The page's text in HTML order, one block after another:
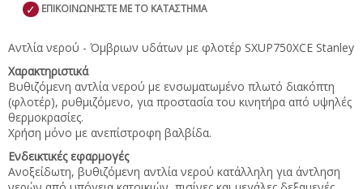
✓ ΕΠΙΚΟΙΝΩΝΗΣΤΕ ΜΕ ΤΟ ΚΑΤΑΣΤΗΜΑ
Αντλία νερού - Όμβριων υδάτων με φλοτέρ SXUP750XCE Stanley
Χαρακτηριστικά
Βυθιζόμενη αντλία νερού με ενσωματωμένο πλωτό διακόπτη
(φλοτέρ), ρυθμιζόμενο, για προστασία του κινητήρα από υψηλές
θερμοκρασίες.
Χρήση μόνο με ανεπίστροφη βαλβίδα.
Ενδεικτικές εφαρμογές
Ανοξείδωτη, βυθιζόμενη αντλία νερού κατάλληλη για άντληση